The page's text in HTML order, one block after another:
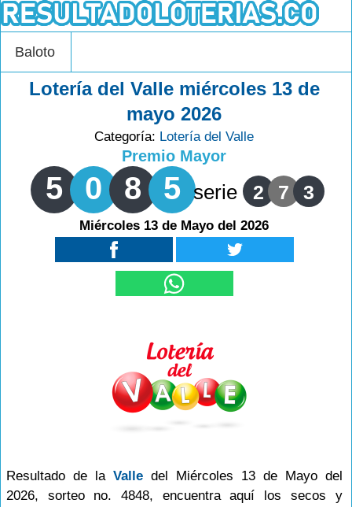
Baloto
Lotería del Valle miércoles 13 de
mayo 2026
Categoría: Lotería del Valle
Premio Mayor
5 0 8 5 serie 2 7 3
Miércoles 13 de Mayo del 2026
Resultado de la Valledel Miércoles 13 de Mayo del
2026, sorteo no. 4848, encuentra aquí los secos y